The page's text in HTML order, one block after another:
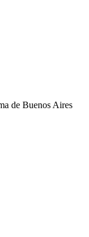
de Buenos Aires